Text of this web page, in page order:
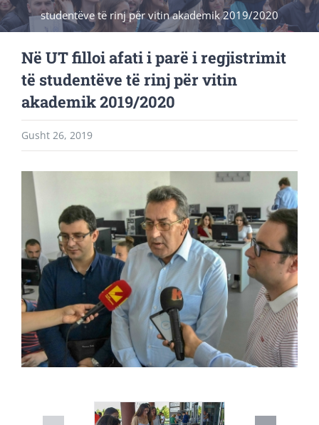
studentëve të rinj për vitin akademik 2019/2020
Në UT filloi afati i parë i regjistrimit
të studentëve të rinj për vitin
akademik 2019/2020
Gusht 26, 2019
View
Larger
Image